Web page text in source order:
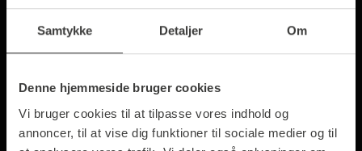
Samtykke Detaljer Om
Denne hjemmeside bruger cookies
Vi bruger cookies til at tilpasse vores indhold og
annoncer, til at vise dig funktioner til sociale medier og til
*Priser er excl. moms plus forsendelse og
ekspedition
Packung